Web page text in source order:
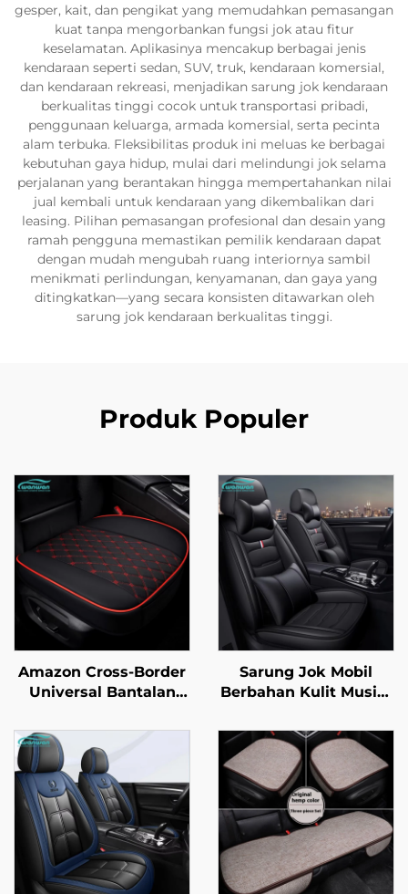
gesper, kait, dan pengikat yang memudahkan pemasangan
kuat tanpa mengorbankan fungsi jok atau fitur
keselamatan. Aplikasinya mencakup berbagai jenis
kendaraan seperti sedan, SUV, truk, kendaraan komersial,
dan kendaraan rekreasi, menjadikan sarung jok kendaraan
berkualitas tinggi cocok untuk transportasi pribadi,
penggunaan keluarga, armada komersial, serta pecinta
alam terbuka. Fleksibilitas produk ini meluas ke berbagai
kebutuhan gaya hidup, mulai dari melindungi jok selama
perjalanan yang berantakan hingga mempertahankan nilai
jual kembali untuk kendaraan yang dikembalikan dari
leasing. Pilihan pemasangan profesional dan desain yang
ramah pengguna memastikan pemilik kendaraan dapat
dengan mudah mengubah ruang interiornya sambil
menikmati perlindungan, kenyamanan, dan gaya yang
ditingkatkan—yang secara konsisten ditawarkan oleh
sarung jok kendaraan berkualitas tinggi.
Produk Populer
Amazon Cross-Border
Universal Bantalan
Empat Musim Terbaru
Kulit Tiga-Piece Tanpa
Backrest
Sarung Jok Mobil
Berbahan Kulit Musim
Tahan Kotor Empuk
Mudah Perawatan
Aksesori Jok Mobil